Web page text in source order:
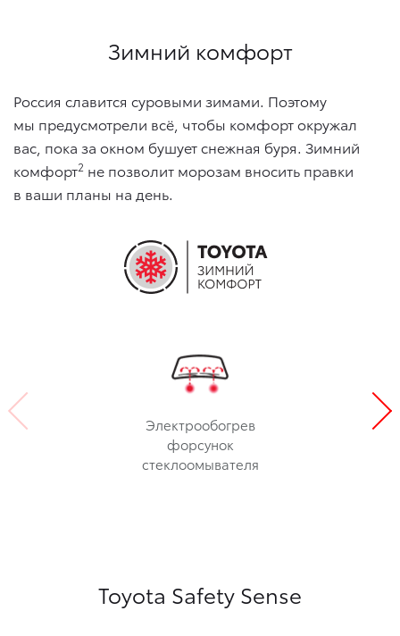
Зимний комфорт
Россия славится суровыми зимами. Поэтому
мы предусмотрели всё, чтобы комфорт окружал
вас, пока за окном бушует снежная буря. Зимний
комфорт2 не позволит морозам вносить правки
в ваши планы на день.
Электрообогрев
форсунок
стеклоомывателя
Toyota Safety Sense